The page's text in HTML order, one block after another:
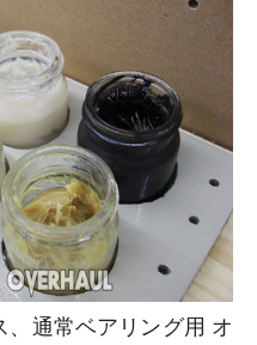
、通常ベアリング用 オ